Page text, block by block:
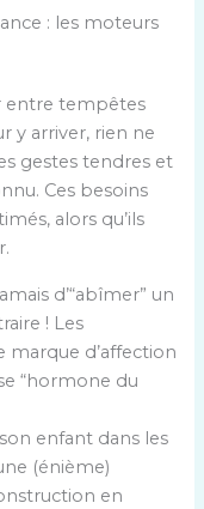
: les moteurs
entre tempêtes
y arriver, rien ne
gestes tendres et
Ces besoins
alors qu’ils
d’“abîmer” un
! Les
marque d’affection
“hormone du
enfant dans les
(énième)
en